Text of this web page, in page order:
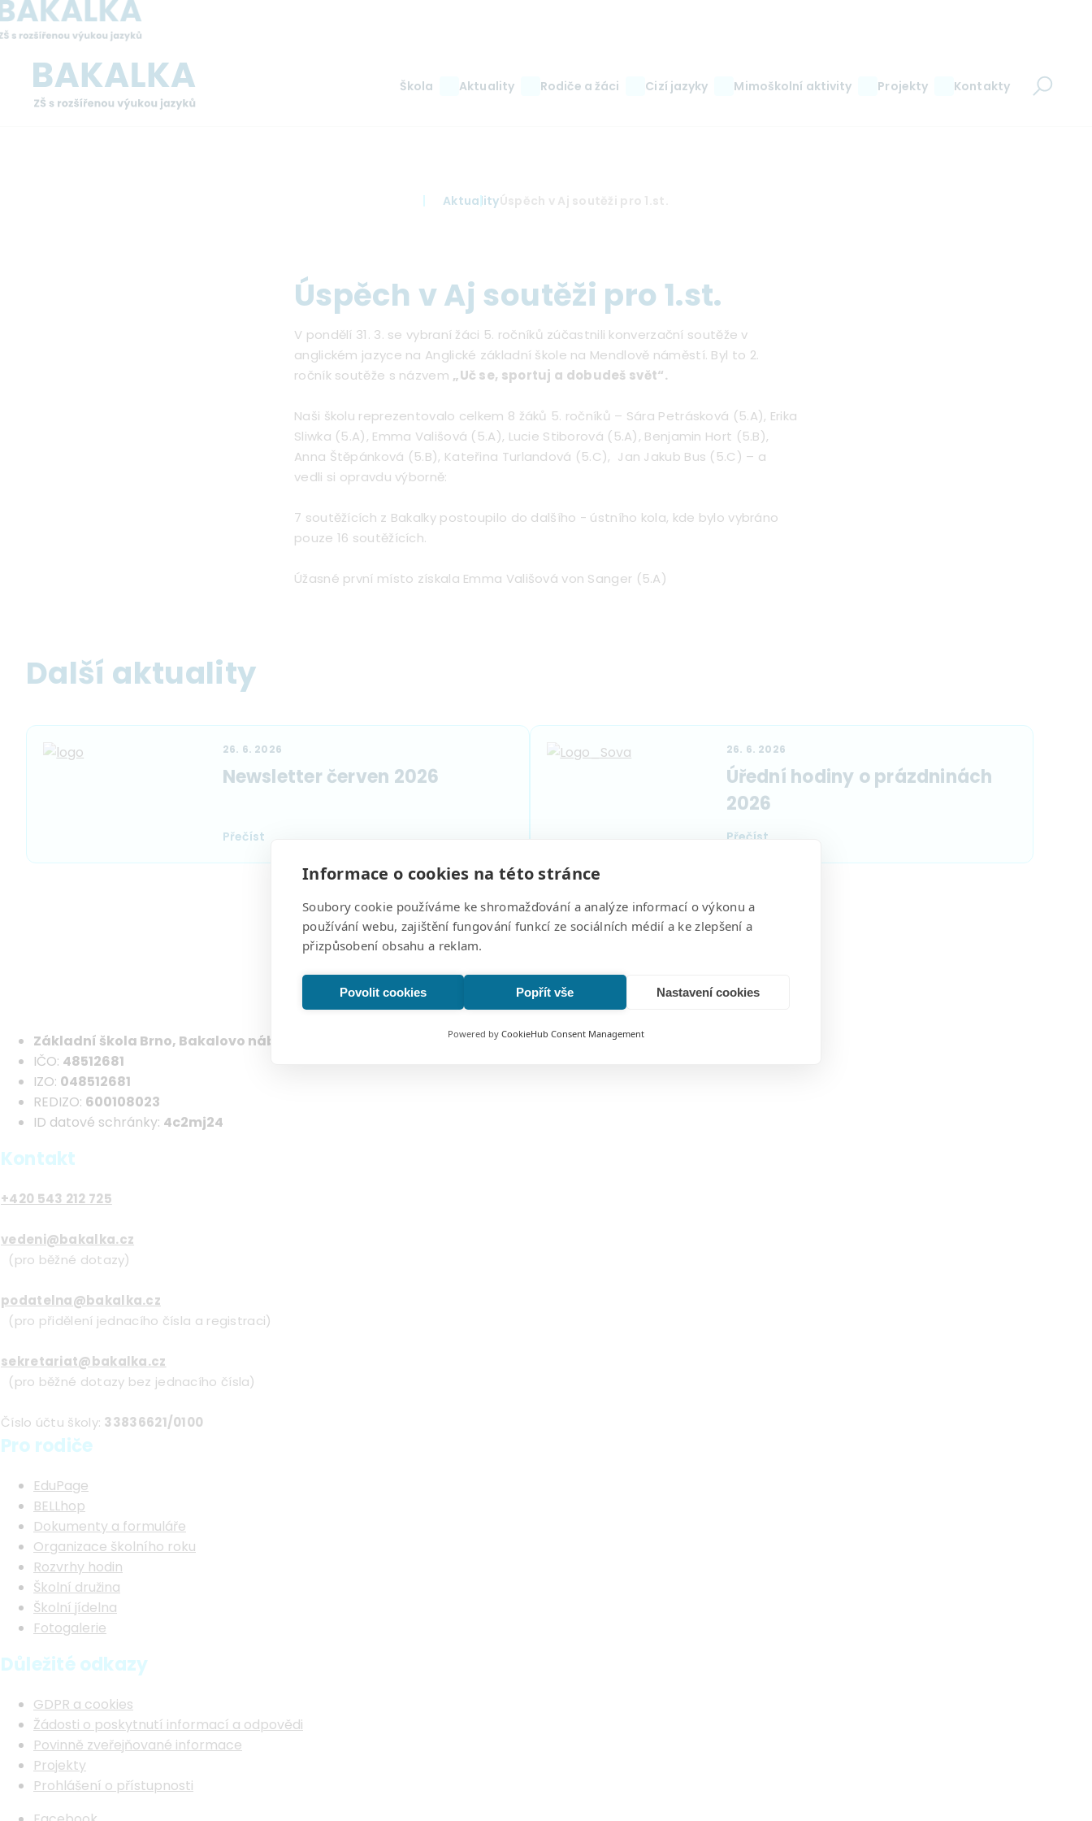
Informace o cookies na této stránce
Soubory cookie používáme ke shromažďování a analýze informací o výkonu a
používání webu, zajištění fungování funkcí ze sociálních médií a ke zlepšení a
přizpůsobení obsahu a reklam.
Povolit cookies Popřít vše Nastavení cookies
Powered by CookieHub Consent Management
hlavnímu
Main
Škola Aktuality Rodiče a žáci Cizí jazyky Mimoškolní aktivity Projekty Kontakty
AktualityÚspěch v Aj soutěži pro 1.st.
Úspěch v Aj soutěži pro 1.st.
V pondělí 31. 3. se vybraní žáci 5. ročníků zúčastnili konverzační soutěže v
anglickém jazyce na Anglické základní škole na Mendlově náměstí. Byl to 2.
ročník soutěže s názvem „Uč se, sportuj a dobudeš svět“.
Naši školu reprezentovalo celkem 8 žáků 5. ročníků – Sára Petrásková (5.A), Erika
Sliwka (5.A), Emma Vališová (5.A), Lucie Stiborová (5.A), Benjamin Hort (5.B),
Anna Štěpánková (5.B), Kateřina Turlandová (5.C), Jan Jakub Bus (5.C) – a
vedli si opravdu výborně:
7 soutěžících z Bakalky postoupilo do dalšího - ústního kola, kde bylo vybráno
pouze 16 soutěžících.
Úžasné první místo získala Emma Vališová von Sanger (5.A)
Další aktuality
26. 6. 2026
Newsletter červen 2026
Přečíst
26. 6. 2026
Úřední hodiny o prázdninách
2026
Přečíst
Základní škola Brno, Bakalovo nábřeží 8, Brno 639 00
IČO: 48512681
IZO: 048512681
REDIZO: 600108023
ID datové schránky: 4c2mj24
Kontakt
+420 543 212 725
vedeni@bakalka.cz
(pro běžné dotazy)
podatelna@bakalka.cz
(pro přidělení jednacího čísla a registraci)
sekretariat@bakalka.cz
(pro běžné dotazy bez jednacího čísla)
Číslo účtu školy: 33836621/0100
Pro rodiče
EduPage
BELLhop
Dokumenty a formuláře
Organizace školního roku
Rozvrhy hodin
Školní družina
Školní jídelna
Fotogalerie
Důležité odkazy
GDPR a cookies
Žádosti o poskytnutí informací a odpovědi
Povinně zveřejňované informace
Projekty
Prohlášení o přístupnosti